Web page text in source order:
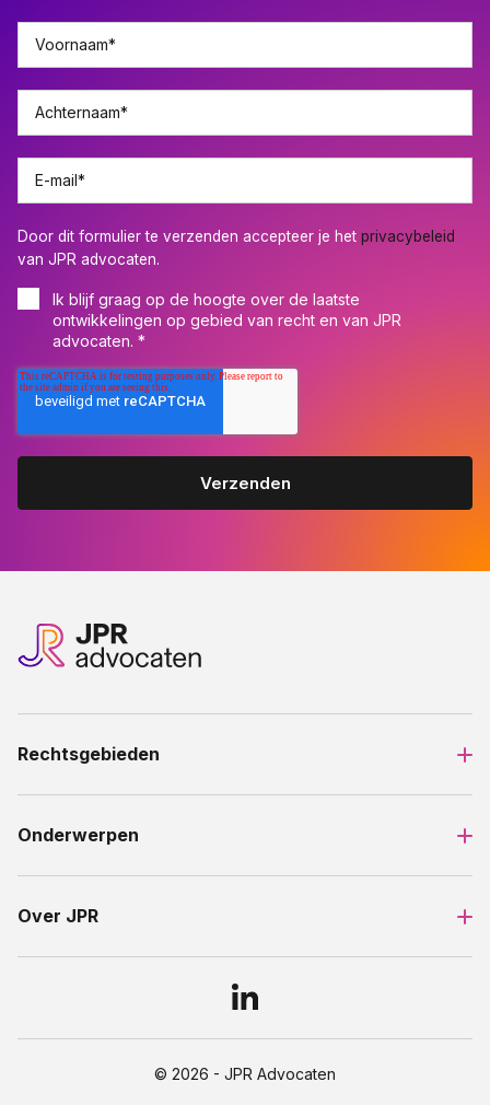
Voornaam*
Achternaam*
E-mail*
Door dit formulier te verzenden accepteer je het privacybeleid
van JPR advocaten.
Ik blijf graag op de hoogte over de laatste
ontwikkelingen op gebied van recht en van JPR
advocaten. *
Rechtsgebieden
Onderwerpen
Over JPR
© 2026 - JPR Advocaten